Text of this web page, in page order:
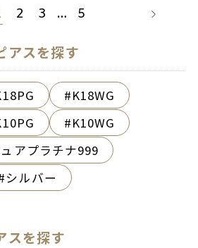
2 3 … 5
アスを探す
K18WG
K10WG
アプラチナ999
シルバー
スを探す